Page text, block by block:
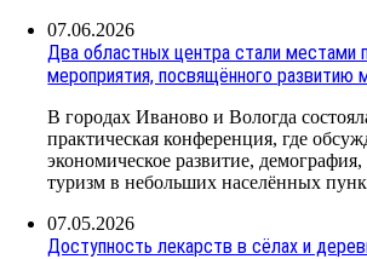
07.06.2026
Два областных центра стали местами
мероприятия, посвящённого развитию
В городах Иваново и Вологда
практическая конференция, где
экономическое развитие, демография,
туризм в небольших населённых
07.05.2026
Доступность лекарств в сёлах и